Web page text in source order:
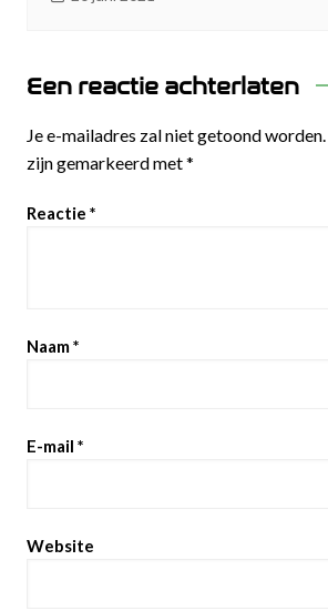
Een reactie achterlaten
Je e-mailadres zal niet getoond worden.
zijn gemarkeerd met*
Reactie *
Naam*
E-mail *
Website